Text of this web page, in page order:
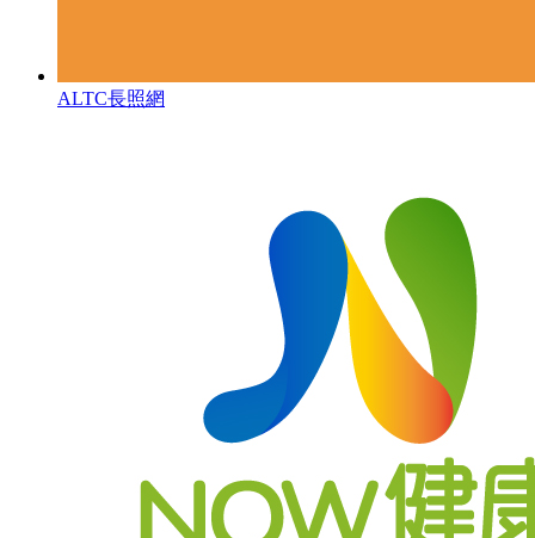
ALTC長照網